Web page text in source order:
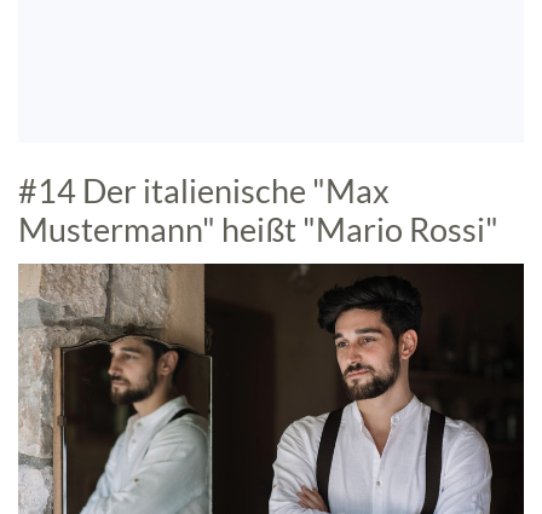
#14 Der italienische "Max
Mustermann" heißt "Mario Rossi"